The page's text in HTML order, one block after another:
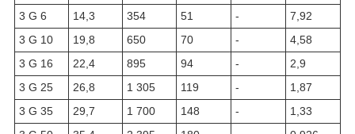
3 G 6
14,3 354 51 -
7,92
3 G 10
19,8 650 70 -
4,58
3 G 16
22,4 895 94 -
2,9
3 G 25
26,8 1 305 119 -
1,87
3 G 35
29,7 1 700 148 -
1,33